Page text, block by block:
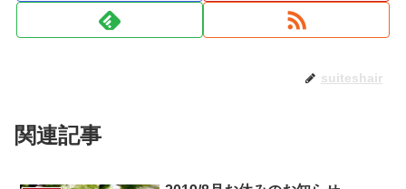
suiteshair
関連記事